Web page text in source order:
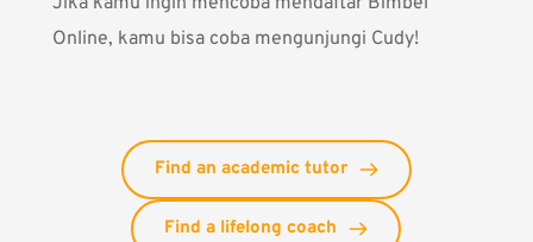
Online, kamu bisa coba mengunjungi Cudy!
Find an academic tutor
Find a lifelong coach